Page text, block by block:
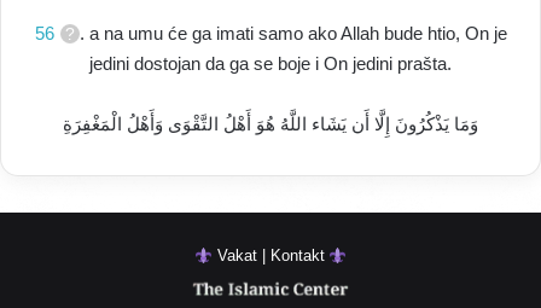
56
. a na umu će ga imati samo ako Allah bude htio, On je
jedini dostojan da ga se boje i On jedini prašta.
وَمَا يَذْكُرُونَ إِلَّا أَن يَشَاء اللَّهُ هُوَ أَهْلُ التَّقْوَى وَأَهْلُ الْمَغْفِرَةِ
Vakat | Kontakt